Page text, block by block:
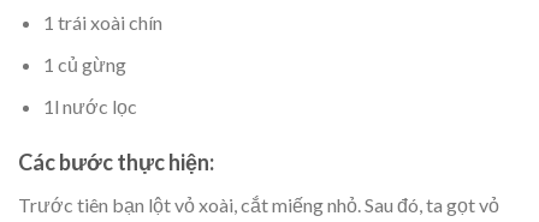
1 trái xoài chín
1 củ gừng
1l nước lọc
Các bước thực hiện:
Trước tiên bạn lột vỏ xoài, cắt miếng nhỏ. Sau đó, ta gọt vỏ